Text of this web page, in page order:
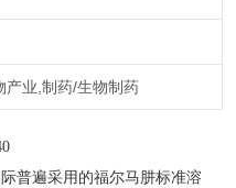
产业,制药/生物制药
普遍采用的福尔马肼标准溶